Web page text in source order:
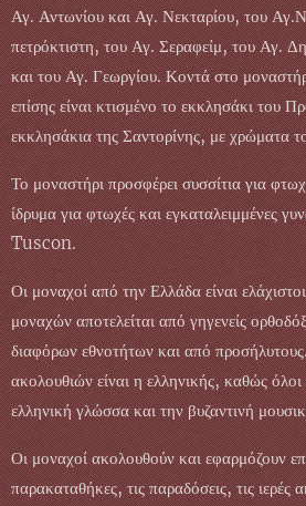
Αγ. Αντωνίου και Αγ. Νεκταρίου, του
πετρόκτιστη, του Αγ. Σεραφείμ, του Αγ.
και του Αγ. Γεωργίου. Κοντά στο
επίσης είναι κτισμένο το εκκλησάκι του
εκκλησάκια της Σαντορίνης, με χρώματα
Το μοναστήρι προσφέρει συσσίτια για
ίδρυμα για φτωχές και εγκαταλειμμένες
Tuscon.
Οι μοναχοί από την Ελλάδα είναι
μοναχών αποτελείται από γηγενείς
διαφόρων εθνοτήτων και από
ακολουθιών είναι η ελληνικής, καθώς
ελληνική γλώσσα και την βυζαντινή
Οι μοναχοί ακολουθούν και εφαρμόζουν
παρακαταθήκες, τις παραδόσεις, τις ιερές